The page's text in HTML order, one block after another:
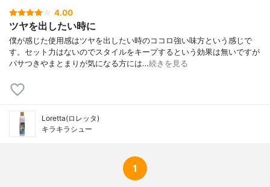
4.00
ツヤを出したい時に
僕が感じた使用感はツヤを出したい時のココロ強い味方という感じで
す。セット力はないのでスタイルをキープするという効果は無いですが
パサつきやまとまりが気になる方には…続きを見る
Loretta(ロレッタ)
キラキラシュー
1